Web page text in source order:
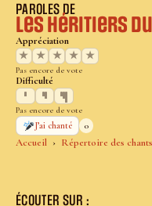
Accueil Répertoire des chants
PAROLES DE
Les héritiers du
Appréciation
★
★ ★ ★ ★
Pas encore de vote
Difficulté
Pas encore de vote
J’ai chanté
0
ÉCOUTER SUR :